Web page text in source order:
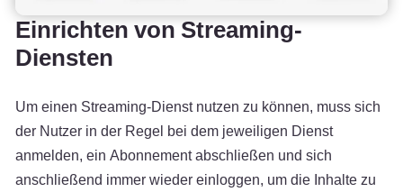
Einrichten von Streaming-
Diensten
Um einen Streaming-Dienst nutzen zu können, muss sich
der Nutzer in der Regel bei dem jeweiligen Dienst
anmelden, ein Abonnement abschließen und sich
anschließend immer wieder einloggen, um die Inhalte zu